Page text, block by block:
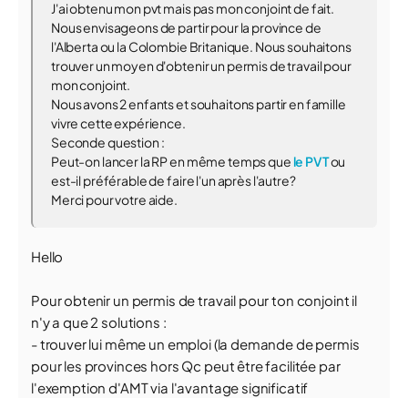
J'ai obtenu mon pvt mais pas mon conjoint de fait.
Nous envisageons de partir pour la province de
l'Alberta ou la Colombie Britanique. Nous souhaitons
trouver un moyen d'obtenir un permis de travail pour
mon conjoint.
Nous avons 2 enfants et souhaitons partir en famille
vivre cette expérience.
Seconde question :
Peut-on lancer la RP en même temps que le PVTou
est-il préférable de faire l'un après l'autre?
Merci pour votre aide.
Hello
Pour obtenir un permis de travail pour ton conjoint il
n'y a que 2 solutions :
- trouver lui même un emploi (la demande de permis
pour les provinces hors Qc peut être facilitée par
l'exemption d'AMT via l'avantage significatif